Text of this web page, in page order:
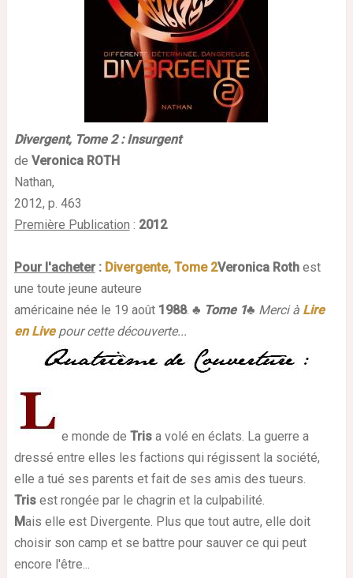
Divergent, Tome 2 : Insurgent
de Veronica ROTH
Nathan,
2012, p. 463
Première Publication : 2012
Pour l'acheter: Divergente, Tome 2Veronica Rothest
une toute jeune auteure
américaine née le 19 août 1988. ♣ Tome 1♣ Merci à Lire
en Livepour cette découverte...
e monde de Tris a volé en éclats. La guerre a
dressé entre elles les factions qui régissent la société,
elle a tué ses parents et fait de ses amis des tueurs.
Tris est rongée par le chagrin et la culpabilité.
Mais elle est Divergente. Plus que tout autre, elle doit
choisir son camp et se battre pour sauver ce qui peut
encore l'être...